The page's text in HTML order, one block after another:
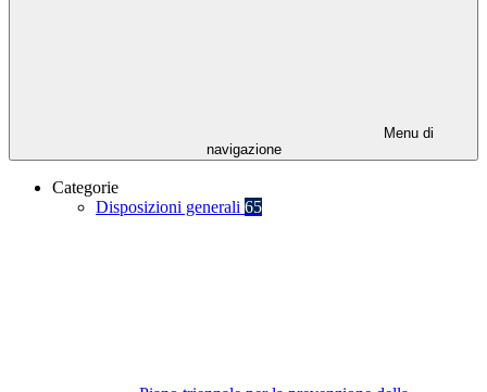
Menu di
navigazione
Categorie
Disposizioni generali 65